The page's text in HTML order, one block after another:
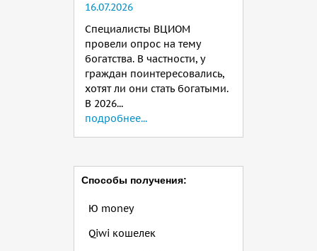
16.07.2026
Специалисты ВЦИОМ
провели опрос на тему
богатства. В частности, у
граждан поинтересовались,
хотят ли они стать богатыми.
В 2026...
подробнее...
Способы получения:
Ю money
Qiwi кошелек